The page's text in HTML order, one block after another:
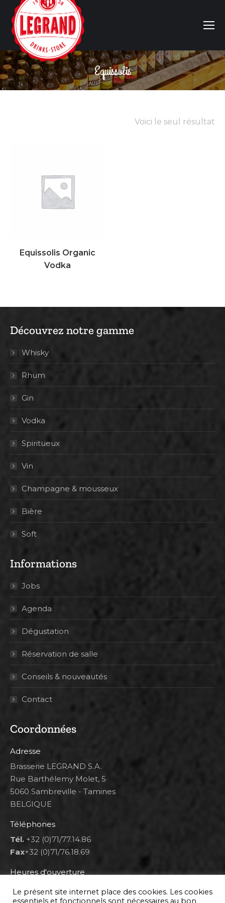
Equissolis
Vous êtes ici :
Voici le seul résultat
Equissolis Organic
Vodka
Découvrez notre gamme
Whisky
Rhum
Gin
Vodka
Spiritueux
Vin
Champagne & mousseux
Bière
Soft
Informations
Jobs
Agenda
Dégustation
Réservation de salle
Conseils & nouveautés
Contact
Coordonnées
Adresse
Brasserie LEGRAND S.A.
Rue Barthélemy Molet, 5
5060 Sambreville - Tamines
BELGIQUE
Téléphones
Tél. +32 (0)71/77.14.86
Fax+32 (0)71/76.18.69
Heures d'ouverture
Lun 8h00-12h00 et 12h30-14h30
Mar au ven 8h00-12h00 et 12h30-17h00
Le présent site internet place des cookies. Les cookies
essentiels et fonctionnels sont nécessaires au bon